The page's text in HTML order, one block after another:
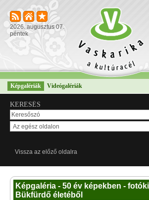
2026. augusztus 07.
péntek
Képgalériák Videógalériák
KERESÉS
Vissza az előző oldalra
Képgaléria - 50 év képekben -
Bükfürdő életéből